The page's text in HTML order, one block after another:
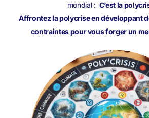
mondial : C’est la
Affrontez la polycrise en développant
contraintes pour vous forger un